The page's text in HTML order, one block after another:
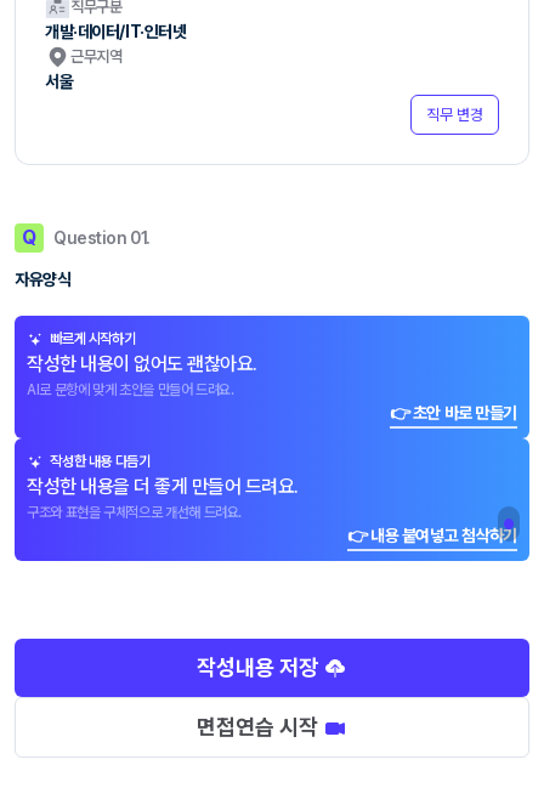
직무구분
개발·데이터/IT·인터넷
근무지역
서울
직무 변경
Q Question 01.
자유양식
빠르게 시작하기
작성한 내용이 없어도 괜찮아요.
AI로 문항에 맞게 초안을 만들어 드려요.
👉 초안 바로 만들기
작성한 내용 다듬기
작성한 내용을 더 좋게 만들어 드려요.
구조와 표현을 구체적으로 개선해 드려요.
👉 내용 붙여넣고 첨삭하기
작성내용 저장
면접연습 시작